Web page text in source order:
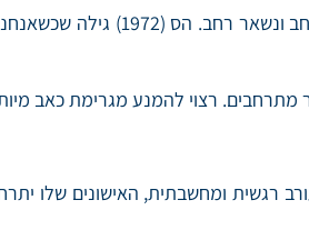
– ברניק (1971) גילה שבזמן
שנוכל לראות. אם האדם מעורב רגשית ומחשבתית,